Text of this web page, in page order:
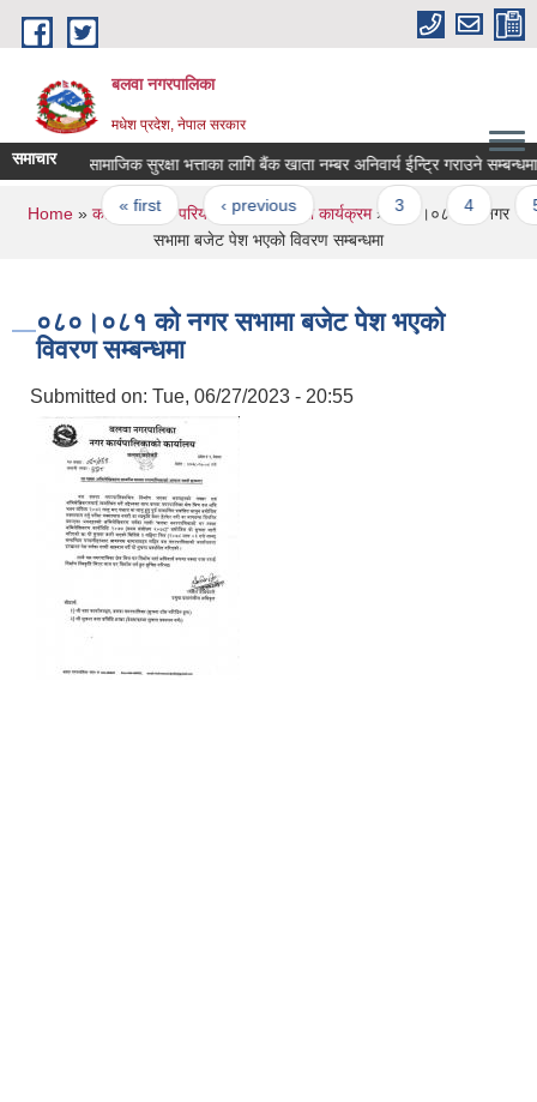
Skip to main content
बलवा नगरपालिका
मधेश प्रदेश, नेपाल सरकार
समाचार सामाजिक सुरक्षा भत्ताका लागि बैंक खाता नम्बर अनिवार्य ईन्ट्रि गराउने सम्बन्धमा ।
Pages
« first ‹ previous … 3 4 5
You are here
Home » कार्यक्रम तथा परियोजना»बजेट तथा कार्यक्रम» ०८०।०८१ को नगर
सभामा बजेट पेश भएको विवरण सम्बन्धमा
०८०।०८१ को नगर सभामा बजेट पेश भएको
विवरण सम्बन्धमा
Submitted on: Tue, 06/27/2023 - 20:55